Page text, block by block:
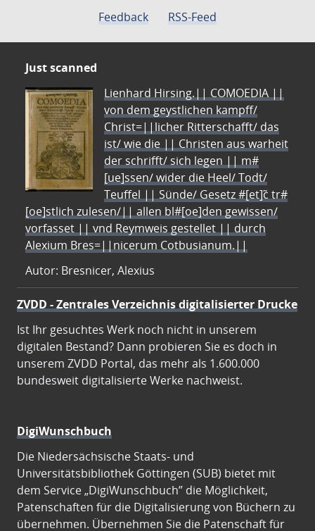
Feedback
RSS-Feed
Just scanned
Lienhard Hirsing.|| COMOEDIA ||
von dem geystlichen kampff/
Christ=||licher Ritterschafft/ das
ist/ wie die || Christen aus warheit
der schrifft/ sich legen || m#
[ue]ssen/ wider die Heel/ Todt/
Teuffel || Sünde/ Gesetz #[et]c̃ tr#
[oe]stlich zulesen/|| allen bl#[oe]den gewissen/
vorfasset || vnd Reymweis gestellet || durch
Alexium Bres=||nicerum Cotbusianum.||
Autor: Bresnicer, Alexius
ZVDD - Zentrales Verzeichnis digitalisierter Drucke
Ist Ihr gesuchtes Werk noch nicht in unserem
digitalen Bestand? Dann probieren Sie es doch in
unserem ZVDD Portal, das mehr als 1.600.000
bundesweit digitalisierte Werke nachweist.
DigiWunschbuch
Die Niedersächsische Staats- und
Universitätsbibliothek Göttingen (SUB) bietet mit
dem Service „DigiWunschbuch” die Möglichkeit,
Patenschaften für die Digitalisierung von Büchern zu
übernehmen. Übernehmen Sie die Patenschaft für